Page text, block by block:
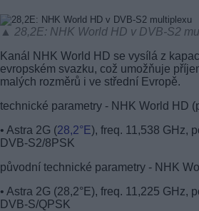
▲ 28,2E: NHK World HD v DVB-S2
Kanál NHK World HD se vysílá z
evropském svazku, což umožňuje
malých rozměrů i ve střední Evropě.
technické parametry - NHK World HD
• Astra 2G (28,2°E), freq. 11,538 GHz,
DVB-S2/8PSK
původní technické parametry - NHK
• Astra 2G (28,2°E), freq. 11,225 GHz,
DVB-S/QPSK